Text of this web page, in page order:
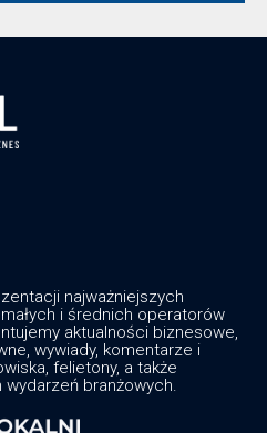
najważniejszych
i średnich operatorów
aktualności biznesowe,
wywiady, komentarze i
felietony, a także
branżowych.